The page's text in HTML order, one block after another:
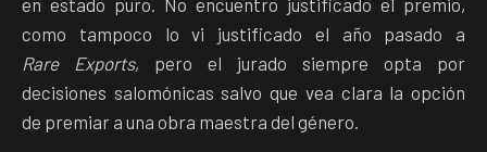
en estado puro. No encuentro justificado el premio,
como tampoco lo vi justificado el año pasado a
Rare Exports, pero el jurado siempre opta por
decisiones salomónicas salvo que vea clara la opción
de premiar a una obra maestra del género.